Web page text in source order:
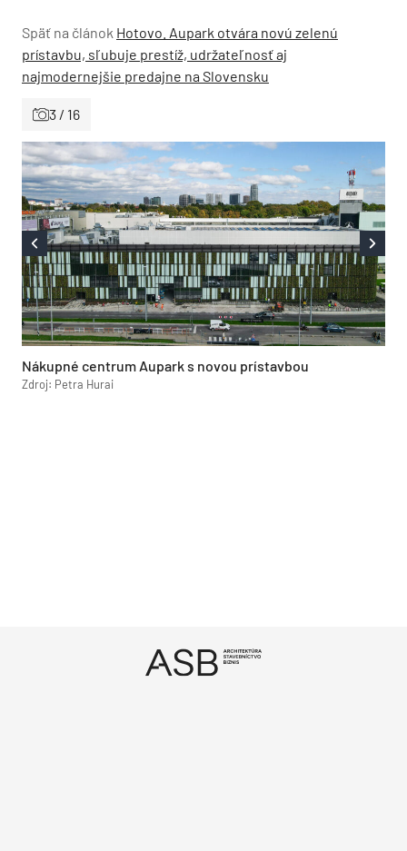
Späť na článok Hotovo. Aupark otvára novú zelenú
prístavbu, sľubuje prestíž, udržateľnosť aj
najmodernejšie predajne na Slovensku
3 / 16
Nákupné centrum Aupark s novou prístavbou
Zdroj: Petra Hurai